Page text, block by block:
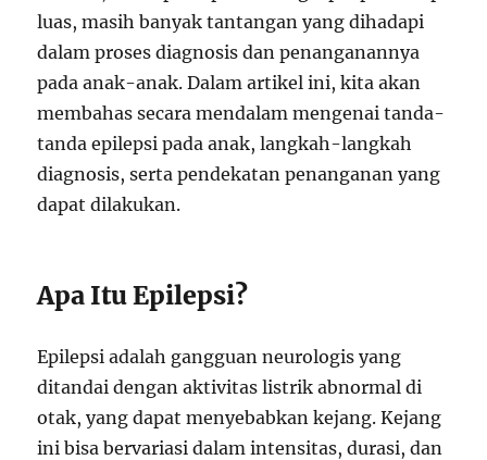
luas, masih banyak tantangan yang dihadapi
dalam proses diagnosis dan penanganannya
pada anak-anak. Dalam artikel ini, kita akan
membahas secara mendalam mengenai tanda-
tanda epilepsi pada anak, langkah-langkah
diagnosis, serta pendekatan penanganan yang
dapat dilakukan.
Apa Itu Epilepsi?
Epilepsi adalah gangguan neurologis yang
ditandai dengan aktivitas listrik abnormal di
otak, yang dapat menyebabkan kejang. Kejang
ini bisa bervariasi dalam intensitas, durasi, dan